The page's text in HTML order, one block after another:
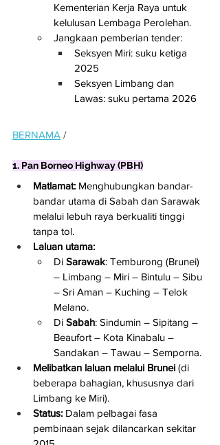
Kementerian Kerja Raya untuk
kelulusan Lembaga Perolehan.
Jangkaan pemberian tender:
Seksyen Miri: suku ketiga
2025
Seksyen Limbang dan
Lawas: suku pertama 2026
BERNAMA /
1. Pan Borneo Highway (PBH)
Matlamat: Menghubungkan bandar-
bandar utama di Sabah dan Sarawak
melalui lebuh raya berkualiti tinggi
tanpa tol.
Laluan utama:
Di Sarawak: Temburong (Brunei)
– Limbang – Miri – Bintulu – Sibu
– Sri Aman – Kuching – Telok
Melano.
Di Sabah: Sindumin – Sipitang –
Beaufort – Kota Kinabalu –
Sandakan – Tawau – Semporna.
Melibatkan laluan melalui Brunei (di
beberapa bahagian, khususnya dari
Limbang ke Miri).
Status: Dalam pelbagai fasa
pembinaan sejak dilancarkan sekitar